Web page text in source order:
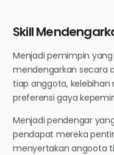
Skill
Menjadi pemimpin
mendengarkan secara
tiap anggota,
preferensi gaya
Menjadi pendengar
pendapat mereka
menyertakan angoota